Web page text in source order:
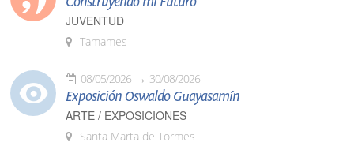
JUVENTUD
Tamames
08/05/2026 30/08/2026
Exposición Oswaldo Guayasamín
ARTE / EXPOSICIONES
Santa Marta de Tormes